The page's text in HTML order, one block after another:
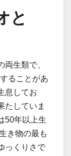
と
生類で、
ることがあ
息してお
たしていま
50年以上生
き物の最も
っくりさで